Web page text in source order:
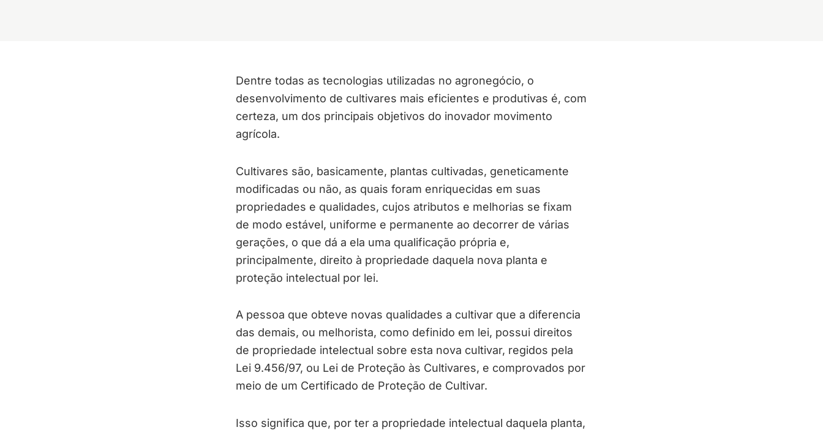
Dentre todas as tecnologias utilizadas no agronegócio, o
desenvolvimento de cultivares mais eficientes e produtivas é, com
certeza, um dos principais objetivos do inovador movimento
agrícola.
Cultivares são, basicamente, plantas cultivadas, geneticamente
modificadas ou não, as quais foram enriquecidas em suas
propriedades e qualidades, cujos atributos e melhorias se fixam
de modo estável, uniforme e permanente ao decorrer de várias
gerações, o que dá a ela uma qualificação própria e,
principalmente, direito à propriedade daquela nova planta e
proteção intelectual por lei.
A pessoa que obteve novas qualidades a cultivar que a diferencia
das demais, ou melhorista, como definido em lei, possui direitos
de propriedade intelectual sobre esta nova cultivar, regidos pela
Lei 9.456/97, ou Lei de Proteção às Cultivares, e comprovados por
meio de um Certificado de Proteção de Cultivar.
Isso significa que, por ter a propriedade intelectual daquela planta,